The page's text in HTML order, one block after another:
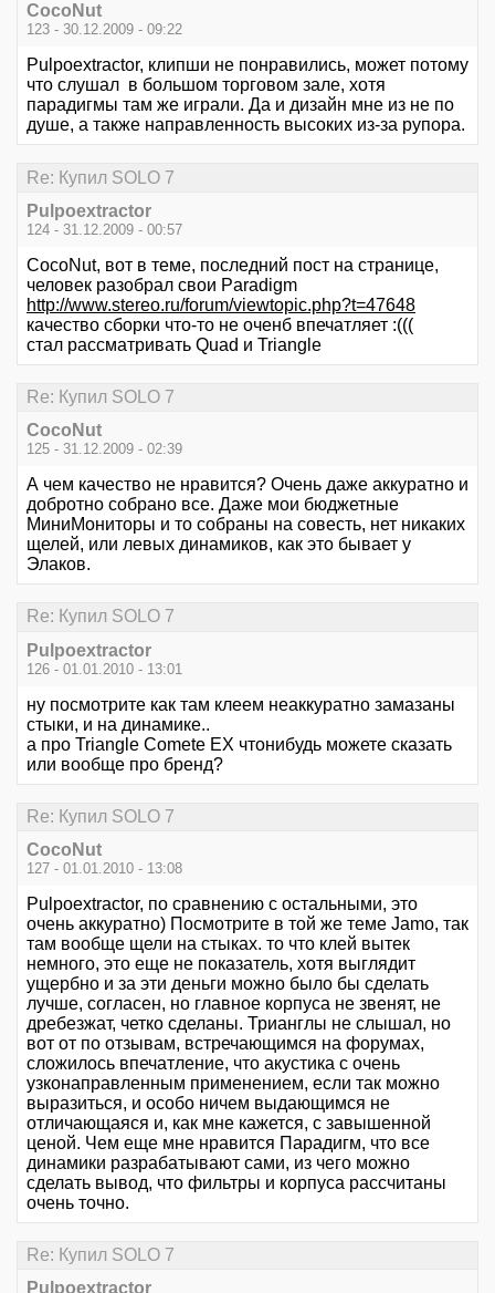
CocoNut
123 - 30.12.2009 - 09:22
Pulpoextractor, клипши не понравились, может потому
что слушал в большом торговом зале, хотя
парадигмы там же играли. Да и дизайн мне из не по
душе, а также направленность высоких из-за рупора.
Re: Купил SOLO 7
Pulpoextractor
124 - 31.12.2009 - 00:57
CocoNut, вот в теме, последний пост на странице,
человек разобрал свои Paradigm
http://www.stereo.ru/forum/viewtopic.php?t=47648
качество сборки что-то не оченб впечатляет :(((
стал рассматривать Quad и Triangle
Re: Купил SOLO 7
CocoNut
125 - 31.12.2009 - 02:39
А чем качество не нравится? Очень даже аккуратно и
добротно собрано все. Даже мои бюджетные
МиниМониторы и то собраны на совесть, нет никаких
щелей, или левых динамиков, как это бывает у
Элаков.
Re: Купил SOLO 7
Pulpoextractor
126 - 01.01.2010 - 13:01
ну посмотрите как там клеем неаккуратно замазаны
стыки, и на динамике..
а про Triangle Comete EX чтонибудь можете сказать
или вообще про бренд?
Re: Купил SOLO 7
CocoNut
127 - 01.01.2010 - 13:08
Pulpoextractor, по сравнению с остальными, это
очень аккуратно) Посмотрите в той же теме Jamo, так
там вообще щели на стыках. то что клей вытек
немного, это еще не показатель, хотя выглядит
ущербно и за эти деньги можно было бы сделать
лучше, согласен, но главное корпуса не звенят, не
дребезжат, четко сделаны. Трианглы не слышал, но
вот от по отзывам, встречающимся на форумах,
сложилось впечатление, что акустика с очень
узконаправленным применением, если так можно
выразиться, и особо ничем выдающимся не
отличающаяся и, как мне кажется, с завышенной
ценой. Чем еще мне нравится Парадигм, что все
динамики разрабатывают сами, из чего можно
сделать вывод, что фильтры и корпуса рассчитаны
очень точно.
Re: Купил SOLO 7
Pulpoextractor